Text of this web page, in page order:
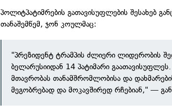
პოლიტპატიმრების გათავისუფლების შესახებ
თანაშემწემ, ჯონ კოულმაც:
"პრეზიდენტ ტრამპის ძლიერი ლიდერობის
ბელარუსიიდან 14 პატიმარი
მთავრობას თანამშრომლობისა და
მეგობრებად და მოკავშირედ რჩებიან," —